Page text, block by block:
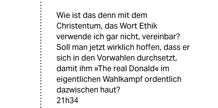
Wie ist das denn mit dem
Christentum, das Wort Ethik
verwende ich gar nicht, vereinbar?
Soll man jetzt wirklich hoffen, dass er
sich in den Vorwahlen durchsetzt,
damit ihm »The real Donald« im
eigentlichen Wahlkampf ordentlich
dazwischen haut?
21h34